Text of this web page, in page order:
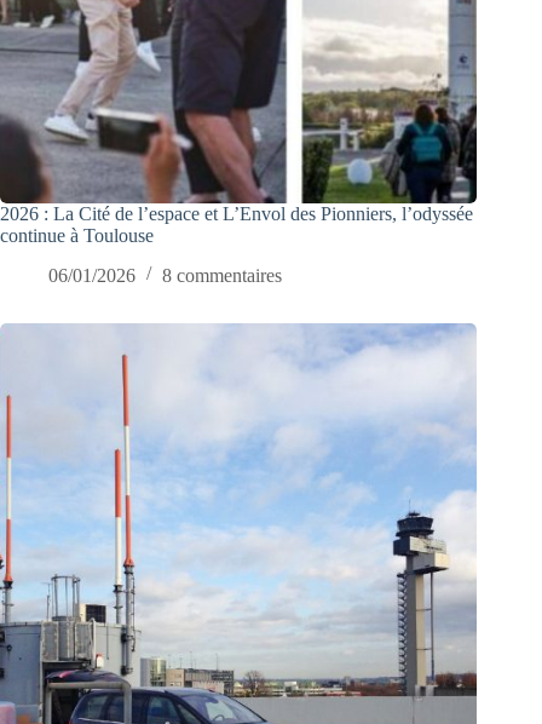
2026 : La Cité de l’espace et L’Envol des Pionniers, l’odyssée
continue à Toulouse
06/01/2026
8 commentaires